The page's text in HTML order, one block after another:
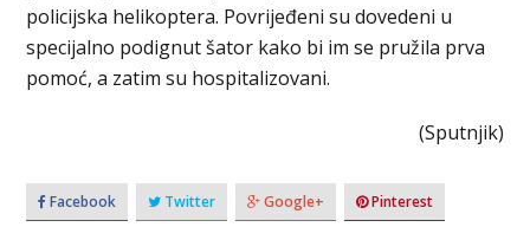
policijska helikoptera. Povrijeđeni su dovedeni u
specijalno podignut šator kako bi im se pružila prva
pomoć, a zatim su hospitalizovani.
(Sputnjik)
Facebook Twitter Google+ Pinterest